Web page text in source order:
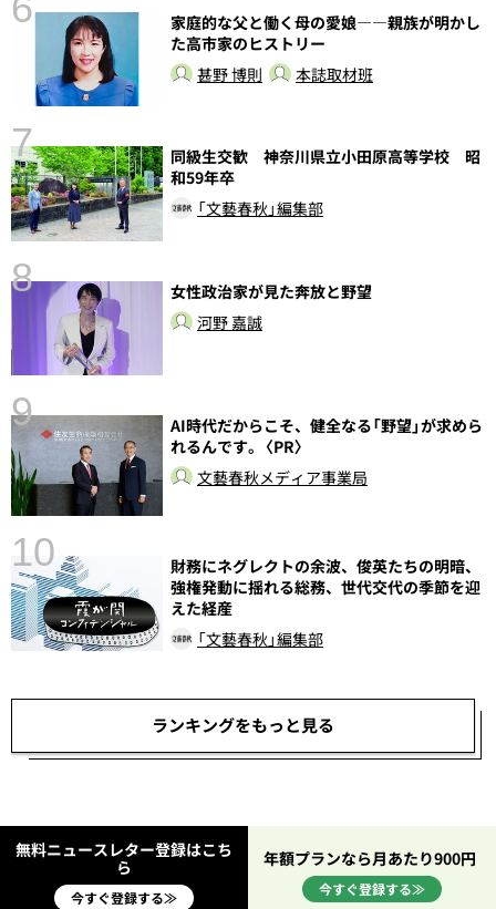
家庭的な父と働く母の愛娘――親族が明かし
た高市家のヒストリー
甚野 博則
本誌取材班
7
同級生交歓 神奈川県立小田原高等学校 昭
和59年卒
「文藝春秋」編集部
8
女性政治家が見た奔放と野望
河野 嘉誠
9
AI時代だからこそ、健全なる「野望」が求めら
れるんです。〈PR〉
文藝春秋メディア事業局
10
財務にネグレクトの余波、俊英たちの明暗、
強権発動に揺れる総務、世代交代の季節を迎
えた経産
「文藝春秋」編集部
ランキングをもっと見る
無料ニュースレター登録はこち
ら
今すぐ登録する≫
年額プランなら月あたり900円
今すぐ登録する≫